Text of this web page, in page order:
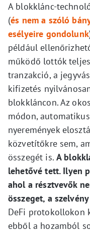
A blokklánc-
(és nem a szóló
esélyeire gondolunk
például
működő lottók
tranzakció, a
kifizetés
blokkláncon. Az
módon,
nyeremények
közvetítőkre sem,
összegét is. A
lehetővé tett. Ilyen
ahol a résztvevők
összeget, a
DeFi protokollokon
ebből a hozamból